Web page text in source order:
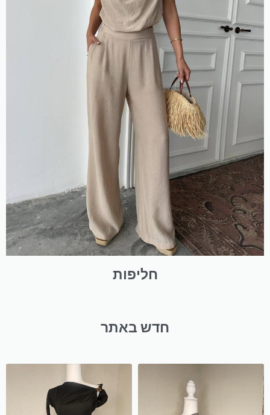
חליפות
חדש באתר